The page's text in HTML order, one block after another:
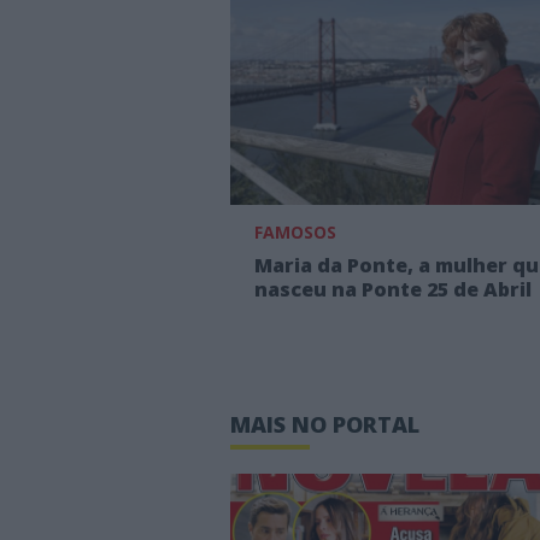
FAMOSOS
Maria da Ponte, a mulher
nasceu na Ponte 25 de Abril
MAIS NO PORTAL